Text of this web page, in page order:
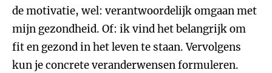
de motivatie, wel: verantwoordelijk omgaan met
mijn gezondheid. Of: ik vind het belangrijk om
fit en gezond in het leven te staan. Vervolgens
kun je concrete veranderwensen formuleren.